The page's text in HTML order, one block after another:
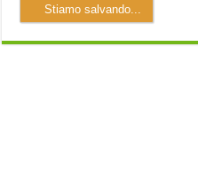
Stiamo salvando...